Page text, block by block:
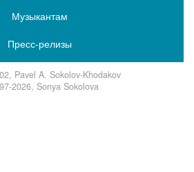
Музыкантам
Пресс-релизы
Pavel A. Sokolov-Khodakov
2026, Sonya Sokolova